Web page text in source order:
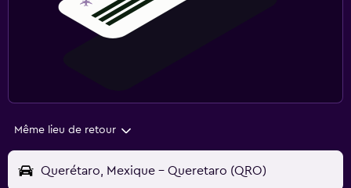
Même lieu de retour
Querétaro, Mexique - Queretaro (QRO)